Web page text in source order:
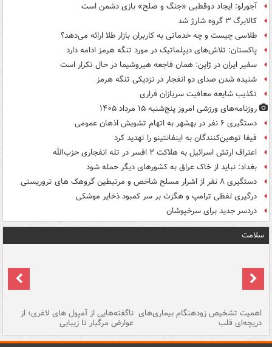
آجورلو: ایجاد دوقطبی «جنگ و صلح‌» بازی دشمن است
کالابرگ ۳ گروه شارژ شد
طلاسی چیست و چه خدماتی به کاربران بازار طلا ارائه می‌دهد؟
پاکستان: تلاش‌های دیپلماتیک در مورد تنگه هرمز ادامه دارد
سفیر ایران در ژاپن: همان فاجعه هیروشیما در حال تکرار است
شنیده شدن صدای دو انفجار در نزدیکی تنگه هرمز
تکذیب شایعه معافیت سربازان فراری
روزنامه‌های ورزشی امروز پنج‌شنبه ۱۵ مرداد ۱۴۰۵
دستگیری ۶ نفر در بهشهر به اتهام تشویش اذهان عمومی
فیفا توهین‌کنندگان به اینفانتینو را تهدید کرد
اعتراف ارتش اسرائیل به هلاکت ۲ افسر در تله انفجاری حزب‌الله
بغداد: نباید از خاک عراق به کشورهای دیگر حمله شود
دستگیری ۸ نفر از اشرار مسلح شاخص و مرتبطین گروهک های تروریستی
درگیری لفظی ترامپ و هگزث بر سر کمبود ذخایر موشکی
دردسر جدید برای سرخپوشان
سلامت
اهمیت تشخیص زودهنگام بیماری‌های
دریچه‌ای قلب
ناگفته‌هایی از آمپول های لاغری؛ از
عوارض مرگبار تا زیبایی